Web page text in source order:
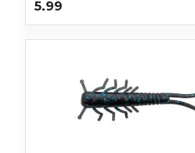
5.99